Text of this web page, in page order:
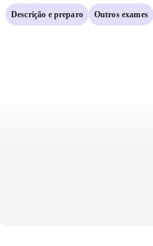
Descrição e preparo Outros exames